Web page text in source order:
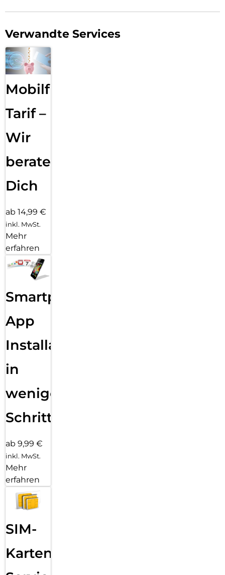
Verwandte Services
Mobilfunk
Tarif –
Wir
beraten
Dich
ab 14,99 €
inkl. MwSt.
Mehr
erfahren
Smartphone
App
Installation
in
wenigen
Schritten
ab 9,99 €
inkl. MwSt.
Mehr
erfahren
SIM-
Karten